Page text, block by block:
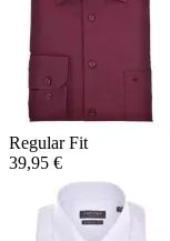
Regular Fit
39,95 €